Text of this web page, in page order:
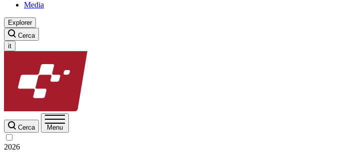
Media
Explorer
Cerca
it
Cerca Menu
2026